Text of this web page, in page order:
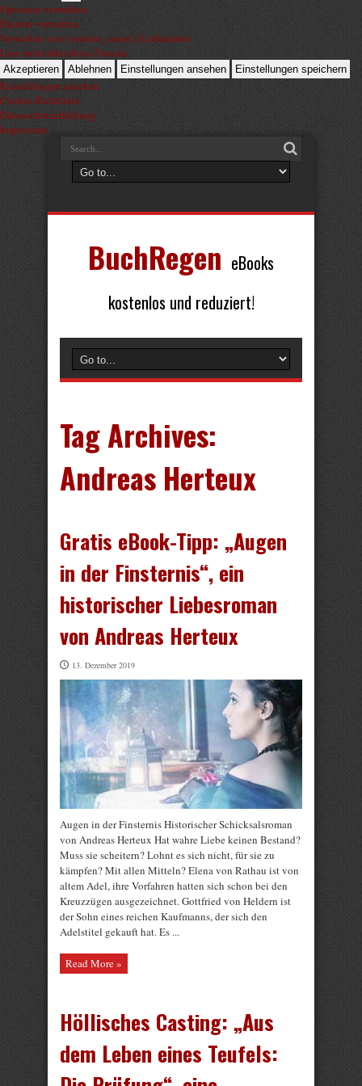
Optionen verwalten
Dienste verwalten
Verwalten von {vendor_count}-Lieferanten
Lese mehr über diese Zwecke
Akzeptieren Ablehnen Einstellungen ansehen Einstellungen speichern
Einstellungen ansehen
Cookie-Richtlinie
Datenschutzerklärung
Impressum
BuchRegen eBooks
kostenlos und reduziert!
Tag Archives:
Andreas Herteux
Gratis eBook-Tipp: „Augen
in der Finsternis“, ein
historischer Liebesroman
von Andreas Herteux
13. Dezember 2019
Augen in der Finsternis Historischer Schicksalsroman
von Andreas Herteux Hat wahre Liebe keinen Bestand?
Muss sie scheitern? Lohnt es sich nicht, für sie zu
kämpfen? Mit allen Mitteln? Elena von Rathau ist von
altem Adel, ihre Vorfahren hatten sich schon bei den
Kreuzzügen ausgezeichnet. Gottfried von Heldern ist
der Sohn eines reichen Kaufmanns, der sich den
Adelstitel gekauft hat. Es ...
Read More »
Höllisches Casting: „Aus
dem Leben eines Teufels: